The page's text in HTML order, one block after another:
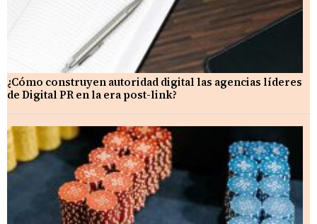
¿Cómo construyen autoridad digital las agencias líderes
de Digital PR en la era post-link?